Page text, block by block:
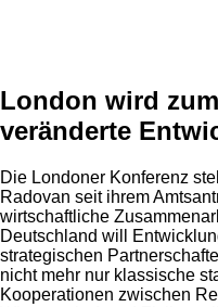
London wird
veränderte
Die Londoner Konferenz
Radovan seit ihrem
wirtschaftliche
Deutschland will
strategischen
nicht mehr nur klassische
Kooperationen zwischen